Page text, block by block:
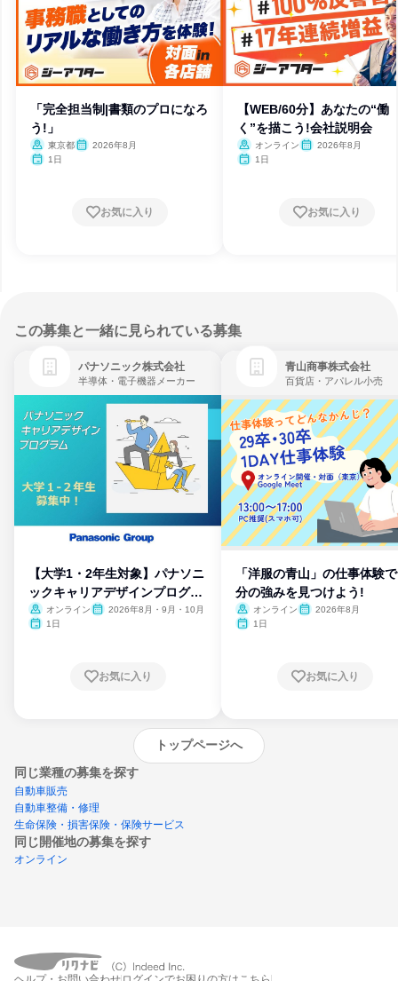
「完全担当制|書類のプロになろ
う!」
東京都
2026年8月
1日
お気に入り
【WEB/60分】あなたの“働
く”を描こう!会社説明会
オンライン
2026年8月
1日
お気に入り
この募集と一緒に見られている募集
パナソニック株式会社
半導体・電子機器メーカー
【大学1・2年生対象】パナソニ
ックキャリアデザインプログラ
ム
オンライン
2026年8月・9月・10月
1日
お気に入り
青山商事株式会社
百貨店・アパレル小売
「洋服の青山」の仕事体験
分の強みを見つけよう!
オンライン
2026年8月
1日
お気に入り
トップページへ
同じ業種の募集を探す
自動車販売
自動車整備・修理
生命保険・損害保険・保険サービス
同じ開催地の募集を探す
オンライン
エントリーするとプログラムの詳細案内を